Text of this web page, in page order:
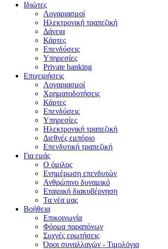
Ιδιώτες
Λογαριασμοί
Ηλεκτρονική τραπεζική
Δάνεια
Κάρτες
Επενδύσεις
Υπηρεσίες
Private banking
Επιχειρήσεις
Λογαριασμοί
Χρηματοδοτήσεις
Κάρτες
Επενδύσεις
Υπηρεσίες
Ηλεκτρονική τραπεζική
Διεθνές εμπόριο
Επενδυτική τραπεζική
Για εμάς
Ο όμιλος
Ενημέρωση επενδυτών
Ανθρώπινο δυναμικό
Εταιρική διακυβέρνηση
Τα νέα μας
Βοήθεια
Επικοινωνία
Φόρμα παραπόνων
Συχνές ερωτήσεις
Όροι συναλλαγών - Τιμολόγια